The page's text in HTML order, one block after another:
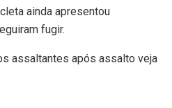
ainda apresentou
fugir.
assaltantes após assalto veja